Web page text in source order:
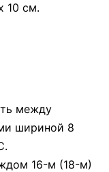
10 см.
между
шириной 8
16-м (18-м)